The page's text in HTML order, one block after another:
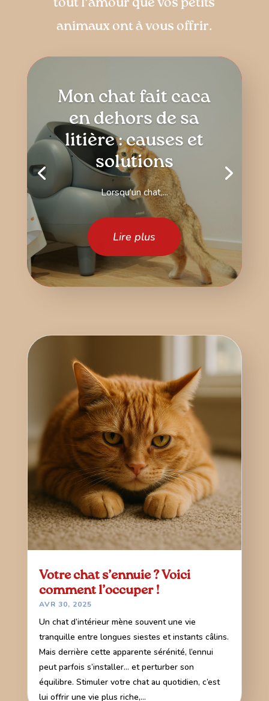
tout l’amour que vos petits
animaux ont à vous offrir.
Mon chat fait caca
en dehors de sa
litière : causes et
solutions
Lorsqu’un chat,...
Lire plus
Votre chat s’ennuie ? Voici
comment l’occuper !
AVR 30, 2025
Un chat d’intérieur mène souvent une vie
tranquille entre longues siestes et instants câlins.
Mais derrière cette apparente sérénité, l’ennui
peut parfois s’installer... et perturber son
équilibre. Stimuler votre chat au quotidien, c’est
lui offrir une vie plus riche,...